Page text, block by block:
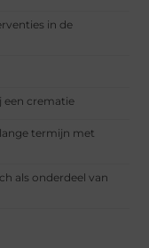
in de
een crematie
termijn met
als onderdeel van